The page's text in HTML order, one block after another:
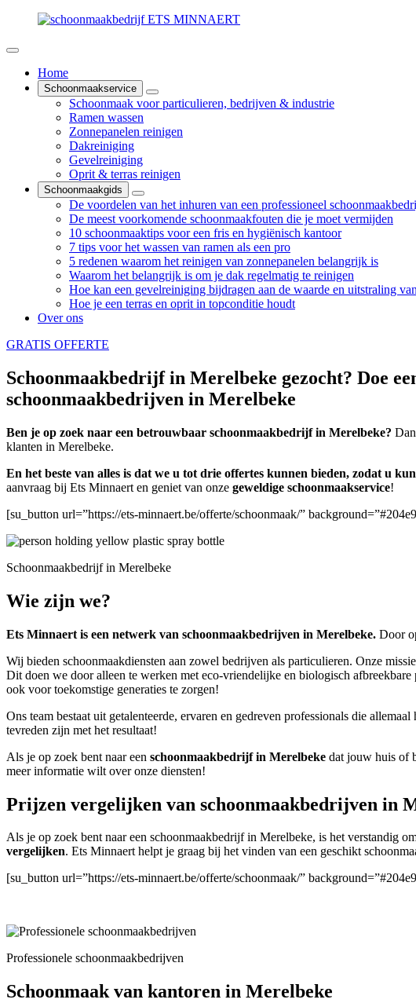
Home
Schoonmaakservice
Schoonmaak voor particulieren, bedrijven & industrie
Ramen wassen
Zonnepanelen reinigen
Dakreiniging
Gevelreiniging
Oprit & terras reinigen
Schoonmaakgids
De voordelen van het inhuren van een professioneel
De meest voorkomende schoonmaakfouten die je moet vermijden
10 schoonmaaktips voor een fris en hygiënisch kantoor
7 tips voor het wassen van ramen als een pro
5 redenen waarom het reinigen van zonnepanelen belangrijk is
Waarom het belangrijk is om je dak regelmatig te reinigen
Hoe kan een gevelreiniging bijdragen aan de waarde en uitstraling
Hoe je een terras en oprit in topconditie houdt
Over ons
GRATIS OFFERTE
Schoonmaakbedrijf in Merelbeke gezocht? Doe
schoonmaakbedrijven in Merelbeke
Ben je op zoek naar een betrouwbaar schoonmaakbedrijf in Merelbeke?
klanten in Merelbeke.
En het beste van alles is dat we u tot drie offertes kunnen bieden, zodat u
aanvraag bij Ets Minnaert en geniet van onze geweldige schoonmaakservice!
[su_button url=”https://ets-minnaert.be/offerte/schoonmaak/”
Schoonmaakbedrijf in Merelbeke
Wie zijn we?
Ets Minnaert is een netwerk van schoonmaakbedrijven in Merelbeke. Door
Wij bieden schoonmaakdiensten aan zowel bedrijven als particulieren. Onze
Dit doen we door alleen te werken met eco-vriendelijke en biologisch
ook voor toekomstige generaties te zorgen!
Ons team bestaat uit getalenteerde, ervaren en gedreven professionals die
tevreden zijn met het resultaat!
Als je op zoek bent naar een schoonmaakbedrijf in Merelbeke dat jouw huis of
meer informatie wilt over onze diensten!
Prijzen vergelijken van schoonmaakbedrijven in
Als je op zoek bent naar een schoonmaakbedrijf in Merelbeke, is het verstandig
vergelijken. Ets Minnaert helpt je graag bij het vinden van een geschikt
[su_button url=”https://ets-minnaert.be/offerte/schoonmaak/”
Professionele schoonmaakbedrijven
Schoonmaak van kantoren in Merelbeke